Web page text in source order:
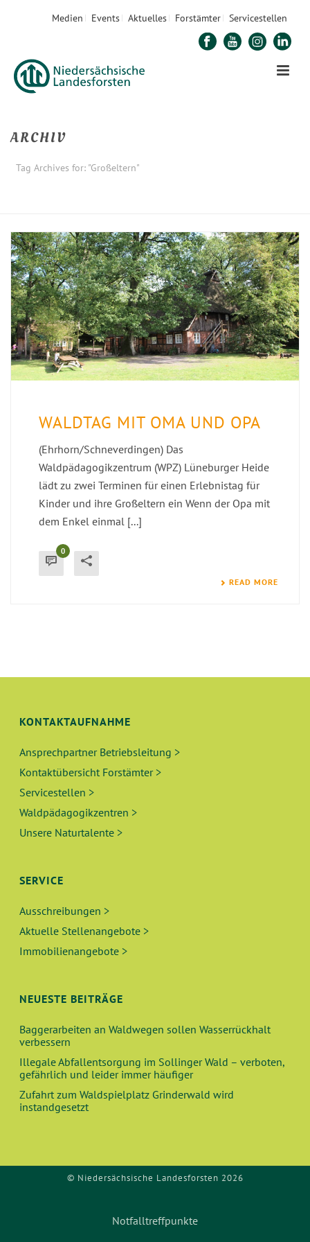
Medien Events Aktuelles Forstämter Servicestellen
ARCHIV
Tag Archives for: "Großeltern"
WALDTAG MIT OMA UND OPA
(Ehrhorn/Schneverdingen) Das
Waldpädagogikzentrum (WPZ) Lüneburger Heide
lädt zu zwei Terminen für einen Erlebnistag für
Kinder und ihre Großeltern ein Wenn der Opa mit
dem Enkel einmal [...]
0
READ MORE
KONTAKTAUFNAHME
Ansprechpartner Betriebsleitung >
Kontaktübersicht Forstämter >
Servicestellen >
Waldpädagogikzentren >
Unsere Naturtalente >
SERVICE
Ausschreibungen >
Aktuelle Stellenangebote >
Immobilienangebote >
NEUESTE BEITRÄGE
Baggerarbeiten an Waldwegen sollen Wasserrückhalt
verbessern
Illegale Abfallentsorgung im Sollinger Wald – verboten,
gefährlich und leider immer häufiger
Zufahrt zum Waldspielplatz Grinderwald wird
instandgesetzt
© Niedersächsische Landesforsten 2026
Notfalltreffpunkte